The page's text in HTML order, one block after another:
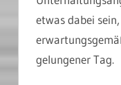
etwas dabei
gelungener Tag.